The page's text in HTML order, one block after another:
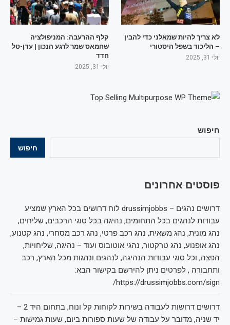
חיפוש
חיפוש
פוסטים אחרונים
דרושים נהגים – drussimjobbs לוח דרושים בכל הארץ שמציע
עבודות לנהגים בכל התחומים, נהיגה בכל סוגי הרכבים, שליחים,
נהג מונית, נהג משאית, נהג רכב פרטי, נהג רכב מסחרי, נהג קטנוע,
נהג אופנוע, נהג טרקטור, נהגי אוטובוס ועוד – נהיגה, שליחויות,
הפצה, וכל סוגי עבודות הנהיגה, לנהגים ונהגות מכל הארץ, רכב
ותחבורה , לפרטים ניתן להירשם בקישור הבא:
https://drussimjobbs.com/sign/
דרושים דרושות לעבודה בשירות לקוחות קל ונוח, בתחום היד 2 –
יד שניה, מדובר על עבודה של שעות ספורות ביום, שעות גמישות –
לא צריך להיות שמאלני כדי להבין
– הליכוד בשפל היסטורי
יולי 31, 2025
קלף ההרעבה: המניפולציה
שחמאס שמר לרגע הנכון | עדן-טל
חדד
יולי 31, 2025